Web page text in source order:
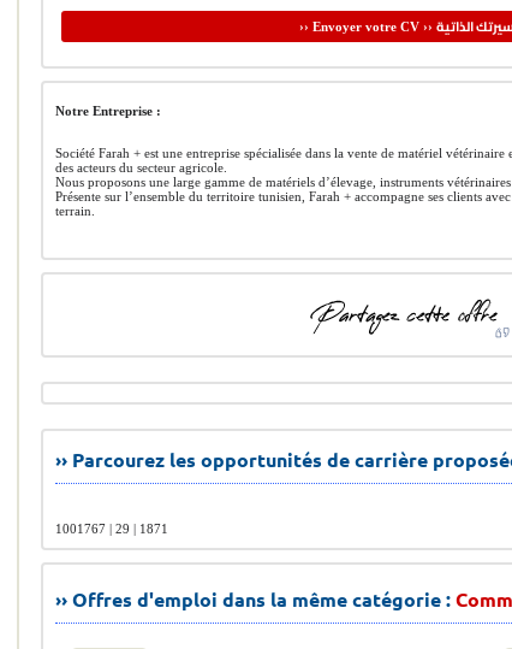
›› Envoyer votre CV ›› الذاتية
Notre Entreprise :
Société Farah + est une entreprise spécialisée dans la vente de matériel
des acteurs du secteur agricole.
Nous proposons une large gamme de matériels d’élevage, instruments
Présente sur l’ensemble du territoire tunisien, Farah + accompagne ses clients
terrain.
›› Parcourez les opportunités de carrière
1001767 | 29 | 1871
›› Offres d'emploi dans la même catégorie :